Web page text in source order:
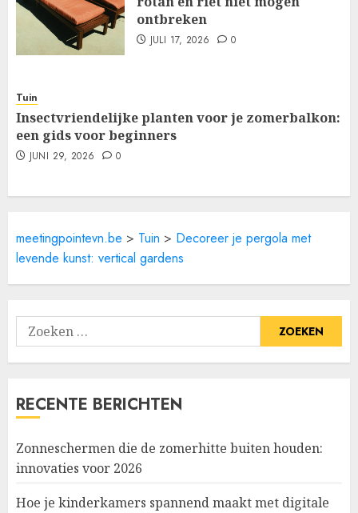
ontbreken
JULI 17, 2026 0
Tuin
Insectvriendelijke planten voor je zomerbalkon:
een gids voor beginners
JUNI 29, 2026 0
meetingpointevn.be > Tuin > Decoreer je pergola met
levende kunst: vertical gardens
Zoeken
naar:
RECENTE BERICHTEN
Zonneschermen die de zomerhitte buiten houden:
innovaties voor 2026
Hoe je kinderkamers spannend maakt met digitale